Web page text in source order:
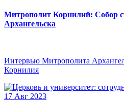
Митрополит Корнилий: Собор
Архангельска
Интервью Митрополита
Корнилия
17 Авг 2023